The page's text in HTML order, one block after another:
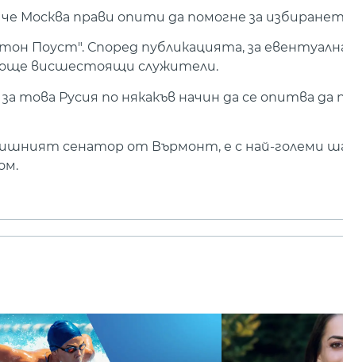
Москва прави опити да помогне за
Поуст". Според публикацията, за
висшестоящи служители.
това Русия по някакъв начин да се опитва да
сенатор от Върмонт, е с най-големи